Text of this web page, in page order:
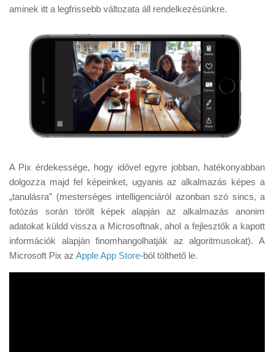
aminek itt a legfrissebb változata áll rendelkezésünkre.
A Pix érdekessége, hogy idővel egyre jobban, hatékonyabban
dolgozza majd fel képeinket, ugyanis az alkalmazás képes a
„tanulásra” (mesterséges intelligenciáról azonban szó sincs, a
fotózás során törölt képek alapján az alkalmazás anonim
adatokat küldd vissza a Microsoftnak, ahol a fejlesztők a kapott
információk alapján finomhangolhatják az algoritmusokat). A
Microsoft Pix az Apple App Store-ból tölthető le.